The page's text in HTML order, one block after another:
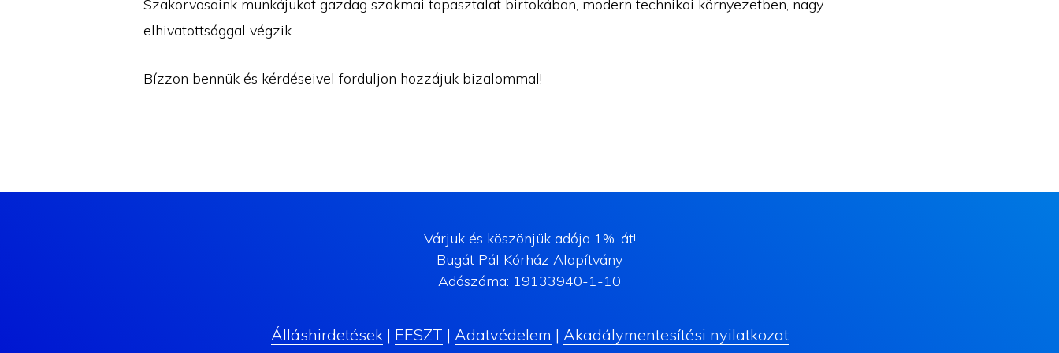
Szakorvosaink munkájukat gazdag szakmai tapasztalat birtokában, modern technikai környezetben, nagy
elhivatottsággal végzik.
Bízzon bennük és kérdéseivel forduljon hozzájuk bizalommal!
Várjuk és köszönjük adója 1%-át!
Bugát Pál Kórház Alapítvány
Adószáma: 19133940-1-10
Álláshirdetések| EESZT | Adatvédelem | Akadálymentesítési nyilatkozat